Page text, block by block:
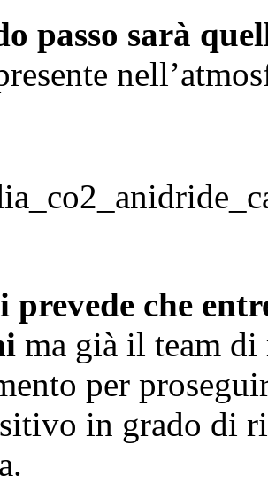
passo sarà
prevede che
ma già il team di
per
in grado di